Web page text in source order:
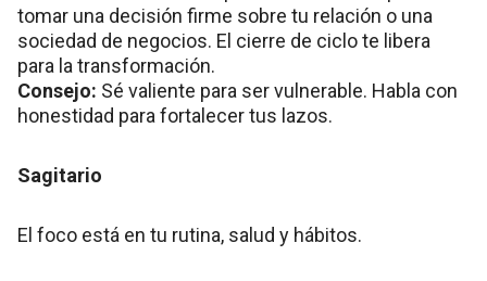
tomar una decisión firme sobre tu relación o una
sociedad de negocios. El cierre de ciclo te libera
para la transformación.
Consejo: Sé valiente para ser vulnerable. Habla con
honestidad para fortalecer tus lazos.
Sagitario
El foco está en tu rutina, salud y hábitos.